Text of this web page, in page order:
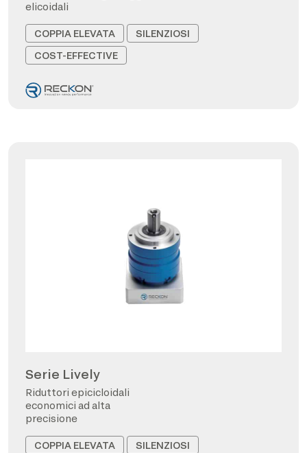
elicoidali
COPPIA ELEVATA
SILENZIOSI
COST-EFFECTIVE
Serie Lively
Riduttori epicicloidali
economici ad alta
precisione
COPPIA ELEVATA SILENZIOSI